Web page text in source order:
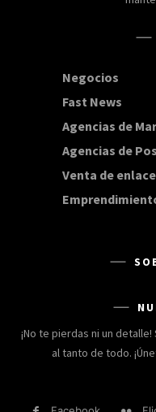
Negocios
Fast News
Agencias de
Agencias de
Venta de
¡No te pierdas ni un
al tanto de todo.